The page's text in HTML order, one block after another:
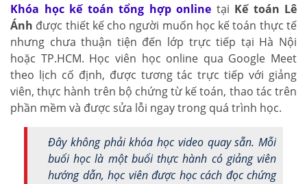
Khóa học kế toán tổng hợp online tại Kế toán Lê
Ánh được thiết kế cho người muốn học kế toán thực tế
nhưng chưa thuận tiện đến lớp trực tiếp tại Hà Nội
hoặc TP.HCM. Học viên học online qua Google Meet
theo lịch cố định, được tương tác trực tiếp với giảng
viên, thực hành trên bộ chứng từ kế toán, thao tác trên
phần mềm và được sửa lỗi ngay trong quá trình học.
Đây không phải khóa học video quay sẵn. Mỗi
buổi học là một buổi thực hành có giảng viên
hướng dẫn, học viên được học cách đọc chứng